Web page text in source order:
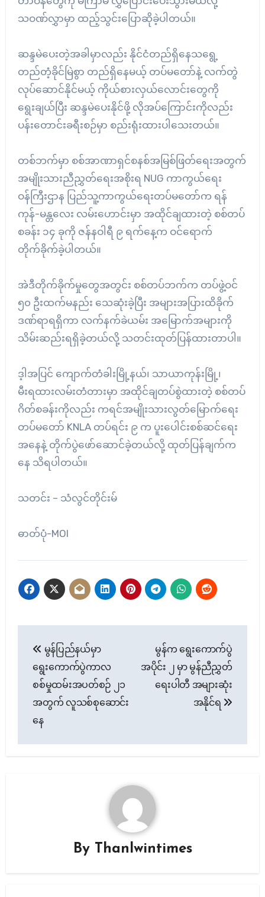
သဝဏ်လွှာမှာ ထည့်သွင်းပြောဆိုခဲ့ပါတယ်။
ဆန္ဒမဲပေးတဲ့အခါမှာလည်း နိုင်ငံတည်ရှိနေသရွေ့
တည်တံ့ခိုင်မြဲစွာ တည်ရှိနေမယ့် တပ်မတော်နဲ့ လက်တွဲ
လုပ်ဆောင်နိုင်မယ့် ကိုယ်စားလှယ်လောင်းတွေကို
ရွေးချယ်ပြီး ဆန္ဒမဲပေးနိုင်ဖို့ လိုအပ်ကြောင်းကိုလည်း
ပန်းတောင်းခရီးစဉ်မှာ စည်းရုံးထားပါသေးတယ်။
တစ်ဘက်မှာ စစ်အာဏာရှင်စနစ်အမြစ်ဖြတ်ရေးအတွက်
အမျိုးသားညီညွှတ်ရေးအစိုးရ NUG ကာကွယ်ရေး
ဝန်ကြီးဌာန ပြည်သူ့ကာကွယ်ရေးတပ်မတော်က ရန်
ကုန်-မန္တလေး လမ်းဟောင်းမှာ အထိုင်ချထားတဲ့ စစ်တပ်
စခန်း ၁၄ ခုကို ဇန်နဝါရီ ၉ ရက်နေ့က ဝင်ရောက်
တိုက်ခိုက်ခဲ့ပါတယ်။
အဲဒီတိုက်ခိုက်မှုတွေအတွင်း စစ်တပ်ဘက်က တပ်ဖွဲ့ဝင်
၅၀ ဦးထက်မနည်း သေဆုံးခဲ့ပြီး အများအပြားထိခိုက်
ဒဏ်ရာရရှိကာ လက်နက်ခဲယမ်း အမြောက်အများကို
သိမ်းဆည်းရရှိခဲ့တယ်လို့ သတင်းထုတ်ပြန်ထားတာပါ။
ဒ့ါအပြင် ကျောက်တံခါးမြို့နယ်၊ သာယာကုန်းမြို့၊
မီးရထားလမ်းတံတားမှာ အထိုင်ချတပ်စွဲထားတဲ့ စစ်တပ်
ဂိတ်စခန်းကိုလည်း ကရင်အမျိုးသားလွတ်မြောက်ရေး
တပ်မတော် KNLA တပ်ရင်း ၉ က ပူးပေါင်းစစ်ဆင်ရေး
အနေနဲ့ တိုက်ပွဲဖော်ဆောင်ခဲ့တယ်လို့ ထုတ်ပြန်ချက်က
နေ သိရပါတယ်။
သတင်း – သံလွင်တိုင်းမ်
ဓာတ်ပုံ-MOI
navigation
မွန်ပြည်နယ်မှာ
ရွေးကောက်ပွဲကာလ
စစ်မှုထမ်းအပတ်စဉ် ၂၁
အတွက် လူသစ်စုဆောင်း
နေ
မွန်က ရွေးကောက်ပွဲ
အပိုင်း ၂ မှာ မွန်ညီညွှတ်
ရေးပါတီ အများဆုံး
အနိုင်ရ
By Thanlwintimes